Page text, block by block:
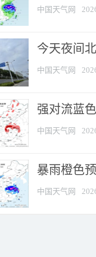
中国天气网
今天夜间
中国天气网
强对流蓝
中国天气网
暴雨橙色
中国天气网